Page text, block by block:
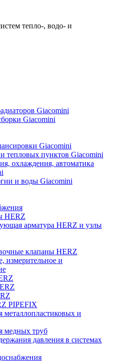
тепло-, водо- и
Giacomini
Giacomini
Giacomini
тепловых пунктов Giacomini
охлаждения, автоматика
и воды Giacomini
HERZ
арматура HERZ и узлы
клапаны HERZ
измерительное и
PIPEFIX
и
медных труб
давления в системах